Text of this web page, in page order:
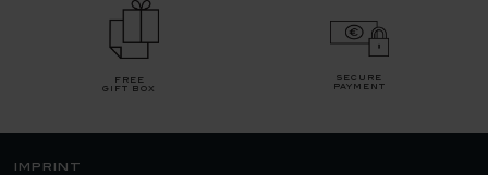
free
gift box
secure
payment
imprint